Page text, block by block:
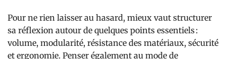
Pour ne rien laisser au hasard, mieux vaut structurer
sa réflexion autour de quelques points essentiels :
volume, modularité, résistance des matériaux, sécurité
et ergonomie. Penser également au mode de